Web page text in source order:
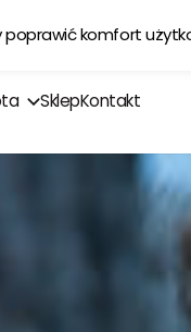
SklepKontakt
komfort